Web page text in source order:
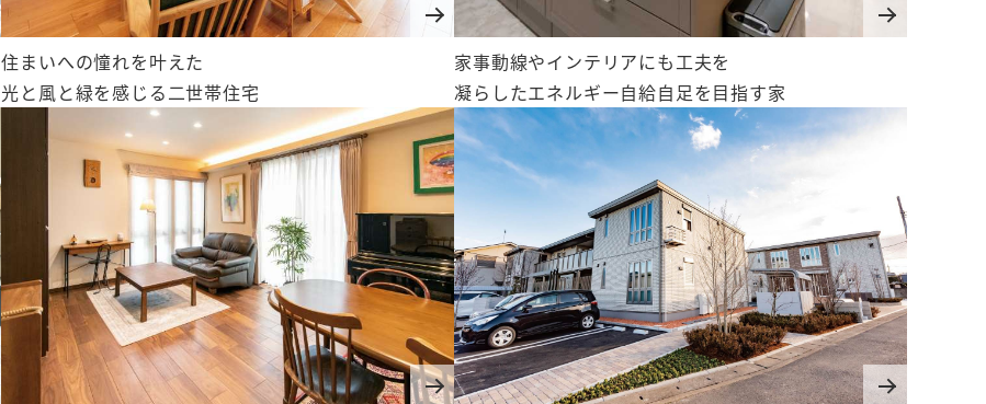
住まいへの憧れを叶えた
光と風と緑を感じる二世帯住宅
家事動線やインテリアにも工夫を
凝らしたエネルギー自給自足を目指す家